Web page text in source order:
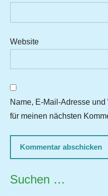
Website
Name, E-Mail-Adresse
für meinen nächsten
Suchen …